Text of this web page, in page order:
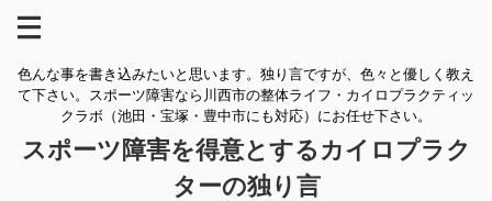
色んな事を書き込みたいと思います。独り言ですが、色々と優しく教え
て下さい。スポーツ障害なら川西市の整体ライフ・カイロプラクティッ
クラボ（池田・宝塚・豊中市にも対応）にお任せ下さい。
スポーツ障害を得意とするカイロプラク
ターの独り言